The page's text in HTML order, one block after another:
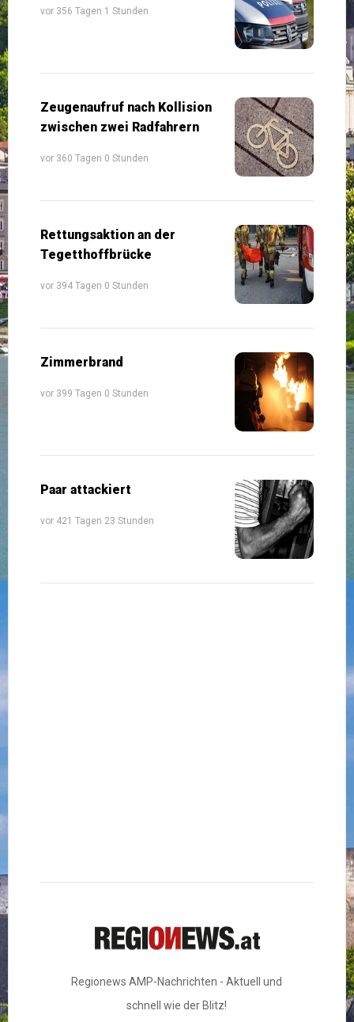
vor 356 Tagen 1 Stunden
Zeugenaufruf nach Kollision
zwischen zwei Radfahrern
vor 360 Tagen 0 Stunden
Rettungsaktion an der
Tegetthoffbrücke
vor 394 Tagen 0 Stunden
Zimmerbrand
vor 399 Tagen 0 Stunden
Paar attackiert
vor 421 Tagen 23 Stunden
Regionews AMP-Nachrichten - Aktuell und
schnell wie der Blitz!